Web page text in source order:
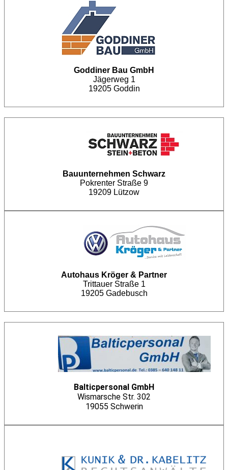
Goddiner Bau GmbH
Jägerweg 1
19205 Goddin
Bauunternehmen Schwarz
Pokrenter Straße 9
19209 Lützow
Autohaus Kröger & Partner
Trittauer Straße 1
19205 Gadebusch
Balticpersonal GmbH
Wismarsche Str. 302
19055 Schwerin